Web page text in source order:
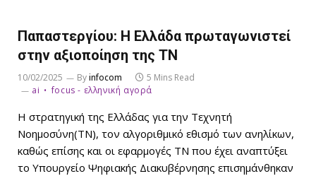
Παπαστεργίου: Η Ελλάδα πρωταγωνιστεί
στην αξιοποίηση της ΤΝ
10/02/2025 Byinfocom
5 Mins Read
ai
focus - ελληνική αγορά
Η στρατηγική της Ελλάδας για την Τεχνητή
Νοημοσύνη(ΤΝ), τον αλγοριθμικό εθισμό των ανηλίκων,
καθώς επίσης και οι εφαρμογές ΤΝ που έχει αναπτύξει
το Υπουργείο Ψηφιακής Διακυβέρνησης επισημάνθηκαν